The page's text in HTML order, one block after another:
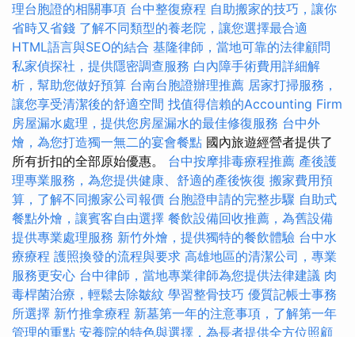
理台胞證的相關事項 台中整復療程 自助搬家的技巧，讓你
省時又省錢 了解不同類型的養老院，讓您選擇最合適
HTML語言與SEO的結合 基隆律師，當地可靠的法律顧問
私家偵探社，提供隱密調查服務 白內障手術費用詳細解
析，幫助您做好預算 台南台胞證辦理推薦 居家打掃服務，
讓您享受清潔後的舒適空間 找值得信賴的Accounting Firm
房屋漏水處理，提供您房屋漏水的最佳修復服務 台中外
燴，為您打造獨一無二的宴會餐點 國內旅遊經營者提供了
所有折扣的全部原始優惠。 台中按摩排毒療程推薦 產後護
理專業服務，為您提供健康、舒適的產後恢復 搬家費用預
算，了解不同搬家公司報價 台胞證申請的完整步驟 自助式
餐點外燴，讓賓客自由選擇 餐飲設備回收推薦，為舊設備
提供專業處理服務 新竹外燴，提供獨特的餐飲體驗 台中水
療療程 護照換發的流程與要求 高雄地區的清潔公司，專業
服務更安心 台中律師，當地專業律師為您提供法律建議 肉
毒桿菌治療，輕鬆去除皺紋 學習整骨技巧 優質記帳士事務
所選擇 新竹推拿療程 新墓第一年的注意事項，了解第一年
管理的重點 安養院的特色與選擇，為長者提供全方位照顧